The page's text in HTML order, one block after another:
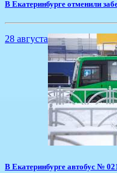
В Екатеринбурге отменили
28 августа
В Екатеринбурге автобус №